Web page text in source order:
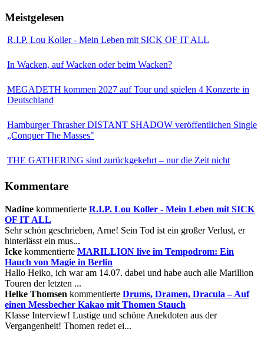
Meistgelesen
R.I.P. Lou Koller - Mein Leben mit SICK OF IT ALL
In Wacken, auf Wacken oder beim Wacken?
MEGADETH kommen 2027 auf Tour und spielen 4 Konzerte in
Deutschland
Hamburger Thrasher DISTANT SHADOW veröffentlichen Single
„Conquer The Masses"
THE GATHERING sind zurückgekehrt – nur die Zeit nicht
Kommentare
Nadine kommentierte R.I.P. Lou Koller - Mein Leben mit SICK
OF IT ALL
Sehr schön geschrieben, Arne! Sein Tod ist ein großer Verlust, er
hinterlässt ein mus...
Icke kommentierte MARILLION live im Tempodrom: Ein
Hauch von Magie in Berlin
Hallo Heiko, ich war am 14.07. dabei und habe auch alle Marillion
Touren der letzten ...
Helke Thomsen kommentierte Drums, Dramen, Dracula – Auf
einen Messbecher Kakao mit Thomen Stauch
Klasse Interview! Lustige und schöne Anekdoten aus der
Vergangenheit! Thomen redet ei...